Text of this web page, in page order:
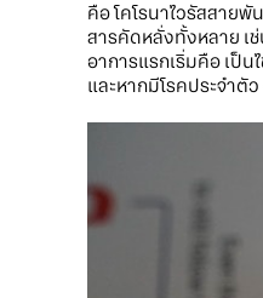
คือ โคโรนาไวรัสสาย
สารคัดหลั่งทั้งหลาย เช่
อาการแรกเริ่มคือ เป็น
และหากมีโรคประจำตั